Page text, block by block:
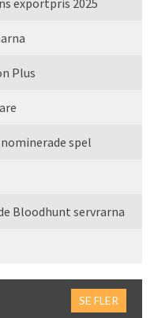
Plus
spel
Bloodhunt servrarna
SE FLER